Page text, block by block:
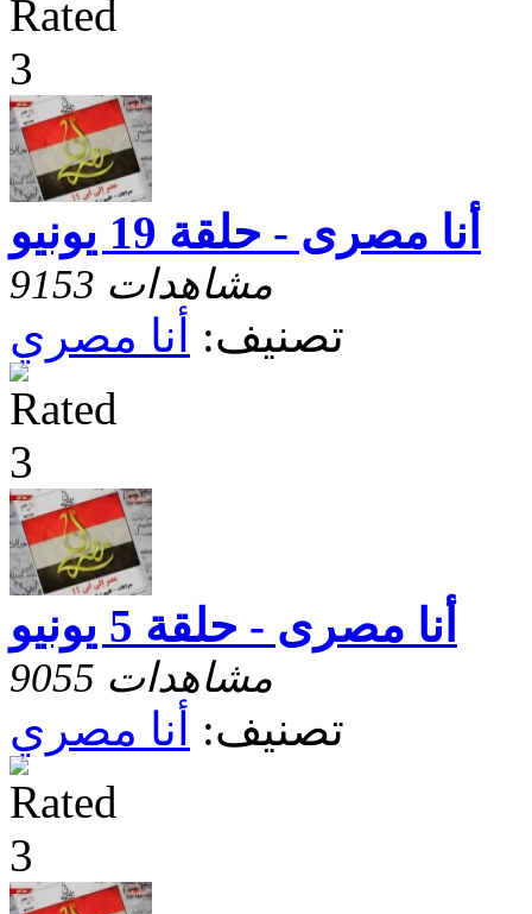
أنا مصرى - حلقة 19 يونيو
9153 مشاهدات
تصنيف: أنا مصري
أنا مصرى - حلقة 5 يونيو
9055 مشاهدات
تصنيف: أنا مصري